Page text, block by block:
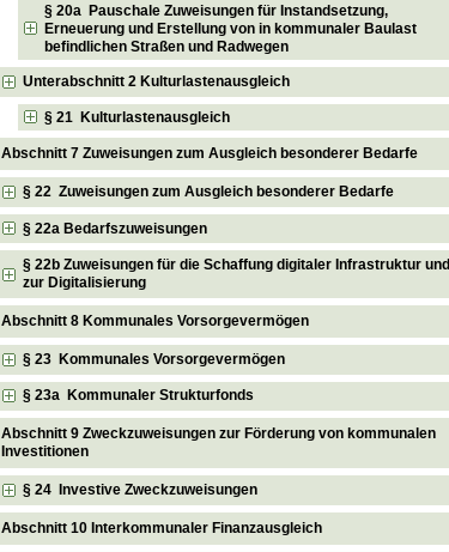
§ 20a Pauschale Zuweisungen für Instandsetzung,
Erneuerung und Erstellung von in kommunaler Baulast
befindlichen Straßen und Radwegen
Unterabschnitt 2 Kulturlastenausgleich
§ 21 Kulturlastenausgleich
Abschnitt 7 Zuweisungen zum Ausgleich besonderer Bedarfe
§ 22 Zuweisungen zum Ausgleich besonderer Bedarfe
§ 22a Bedarfszuweisungen
§ 22b Zuweisungen für die Schaffung digitaler Infrastruktur und
zur Digitalisierung
Abschnitt 8 Kommunales Vorsorgevermögen
§ 23 Kommunales Vorsorgevermögen
§ 23a Kommunaler Strukturfonds
Abschnitt 9 Zweckzuweisungen zur Förderung von kommunalen
Investitionen
§ 24 Investive Zweckzuweisungen
Abschnitt 10 Interkommunaler Finanzausgleich